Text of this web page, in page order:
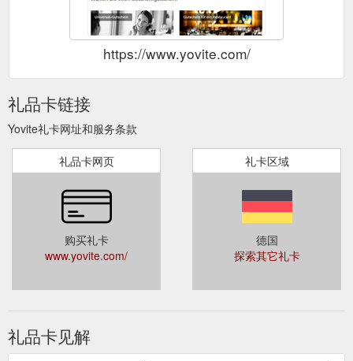
https://www.yovite.com/
礼品卡链接
Yovite礼卡网址和服务条款
礼品卡网页
购买礼卡
www.yovite.com/
礼卡区域
德国
探索其它礼卡
礼品卡见解